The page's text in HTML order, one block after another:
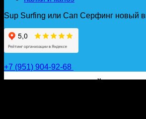
Sup Surfing или Сап Серфинг новый
+7 (951) 904-92-68